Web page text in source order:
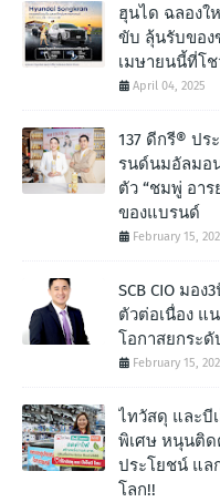
ฮุนได ฉลอง
ขับ ลุ้นรับของ
เมษายนนี้ที่โ
April 04, 2025
137 ดีกรี® ป
รนด์นมอัลมอ
ตัว “ชมพู่ อาร
ของแบรนด์
February 15,
SCB CIO มอ
ตัวต่อเนื่อง แ
โอกาสยกระ
February 15,
ไทวัสดุ และบี
พิเศษ หนุนติด
ประโยชน์ แล
โลก!!